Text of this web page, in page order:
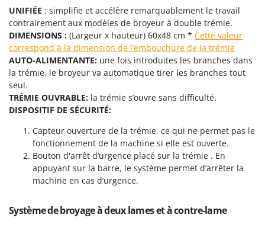
Redback
Resto Italia
Ribimex
Ripartrak
Ritter
River Systems
Robomow
Rossofuoco
Rover Pompe
Royal Food
Ryobi
S
UNIFIÉE : simplifie et accélère remarquablement le travail
contrairement aux modèles de broyeur à double trémie.
DIMENSIONS : (Largeur x hauteur) 60x48 cm * Cette valeur
correspond à la dimension de l’embouchure de la trémie
AUTO-ALIMENTANTE: une fois introduites les branches dans
la trémie, le broyeur va automatique tirer les branches tout
seul.
TRÉMIE OUVRABLE: la trémie s’ouvre sans difficulté.
DISPOSITIF DE SÉCURITÉ:
Capteur ouverture de la trémie, ce qui ne permet pas le
fonctionnement de la machine si elle est ouverte.
Bouton d'arrêt d’urgence placé sur la trémie . En
appuyant sur la barre, le système permet d’arrêter la
machine en cas d’urgence.
Système de broyage à deux lames et à contre-lame